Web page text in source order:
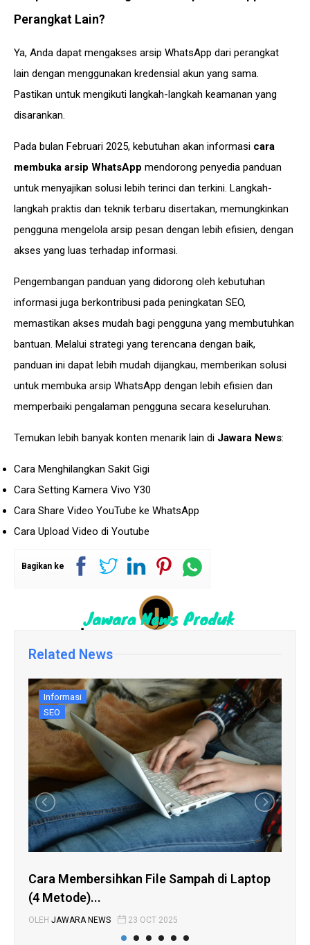
Perangkat Lain?
Ya, Anda dapat mengakses arsip WhatsApp dari perangkat
lain dengan menggunakan kredensial akun yang sama.
Pastikan untuk mengikuti langkah-langkah keamanan yang
disarankan.
Pada bulan Februari 2025, kebutuhan akan informasi cara
membuka arsip WhatsApp mendorong penyedia panduan
untuk menyajikan solusi lebih terinci dan terkini. Langkah-
langkah praktis dan teknik terbaru disertakan, memungkinkan
pengguna mengelola arsip pesan dengan lebih efisien, dengan
akses yang luas terhadap informasi.
Pengembangan panduan yang didorong oleh kebutuhan
informasi juga berkontribusi pada peningkatan SEO,
memastikan akses mudah bagi pengguna yang membutuhkan
bantuan. Melalui strategi yang terencana dengan baik,
panduan ini dapat lebih mudah dijangkau, memberikan solusi
untuk membuka arsip WhatsApp dengan lebih efisien dan
memperbaiki pengalaman pengguna secara keseluruhan.
Temukan lebih banyak konten menarik lain di Jawara News:
Cara Menghilangkan Sakit Gigi
Cara Setting Kamera Vivo Y30
Cara Share Video YouTube ke WhatsApp
Cara Upload Video di Youtube
Bagikan ke
Related News
Informasi
SEO
Cara Membersihkan File Sampah di Laptop
(4 Metode)...
OLEH JAWARA NEWS 23 OCT 2025